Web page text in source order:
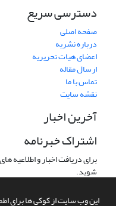
این وب سایت از کوکی ها برای
دسترسی سریع
صفحه اصلی
درباره نشریه
اعضای هیات تحریریه
ارسال مقاله
تماس با ما
نقشه سایت
آخرین اخبار
اشتراک خبرنامه
برای دریافت اخبار و اطلاعیه
شوید.